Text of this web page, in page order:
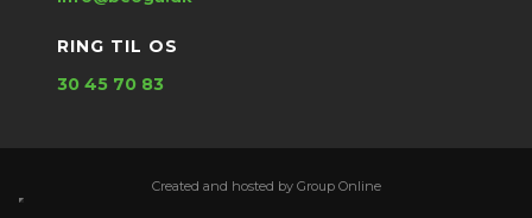
RING TIL OS​
30 45 70 83
Created and hosted by Group Online